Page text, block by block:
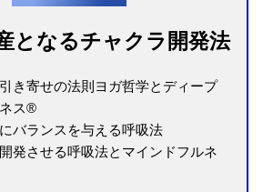
となるチャクラ開発法
き寄せの法則ヨガ哲学とディープ
ス®︎
バランスを与える呼吸法
発させる呼吸法とマインドフルネ